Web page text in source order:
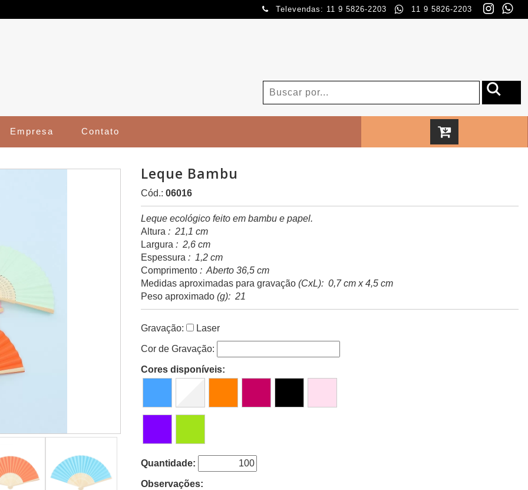
Televendas: 11 9 5826-2203 11 9 5826-2203
Empresa Contato
Leque Bambu
Cód.: 06016
Leque ecológico feito em bambu e papel.
Altura : 21,1 cm
Largura : 2,6 cm
Espessura : 1,2 cm
Comprimento : Aberto 36,5 cm
Medidas aproximadas para gravação (CxL): 0,7 cm x 4,5 cm
Peso aproximado (g): 21
Gravação: Laser
Cor de Gravação:
Cores disponíveis:
Quantidade:
Observações: